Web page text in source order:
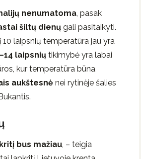
nenumatoma, pasak
šiltų dienų gali pasitaikyti.
10 laipsnių temperatūra jau yra
laipsnių tikimybė yra labai
kur temperatūra būna
aukštesnė nei rytinėje šalies
bus mažiau, – teigia